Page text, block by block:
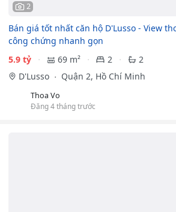
2
Bán giá tốt nhất căn hộ D'Lusso - View
công chứng nhanh gọn
5.9 tỷ
69 m² 2
2
D'Lusso
Quận 2, Hồ Chí Minh
Thoa Vo
Đăng 4 tháng trước